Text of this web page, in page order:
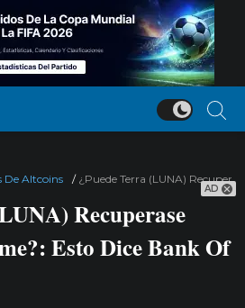
AD
De Altcoins / ¿Puede Terra (LUNA)
Recuperase
Esto Dice Bank Of